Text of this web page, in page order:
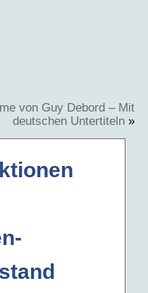
von Guy Debord – Mit
deutschen Untertiteln »